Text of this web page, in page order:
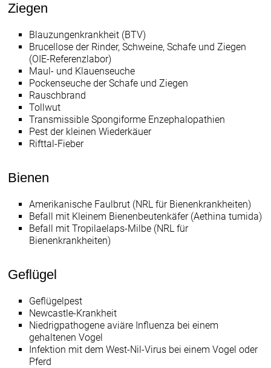
Ziegen
Blauzungenkrankheit (BTV)
Brucellose der Rinder, Schweine, Schafe und Ziegen
(OIE-Referenzlabor)
Maul- und Klauenseuche
Pockenseuche der Schafe und Ziegen
Rauschbrand
Tollwut
Transmissible Spongiforme Enzephalopathien
Pest der kleinen Wiederkäuer
Rifttal-Fieber
Bienen
Amerikanische Faulbrut (NRL für Bienenkrankheiten)
Befall mit Kleinem Bienenbeutenkäfer (Aethina tumida)
Befall mit Tropilaelaps-Milbe (NRL für
Bienenkrankheiten)
Geflügel
Geflügelpest
Newcastle-Krankheit
Niedrigpathogene aviäre Influenza bei einem
gehaltenen Vogel
Infektion mit dem West-Nil-Virus bei einem Vogel oder
Pferd